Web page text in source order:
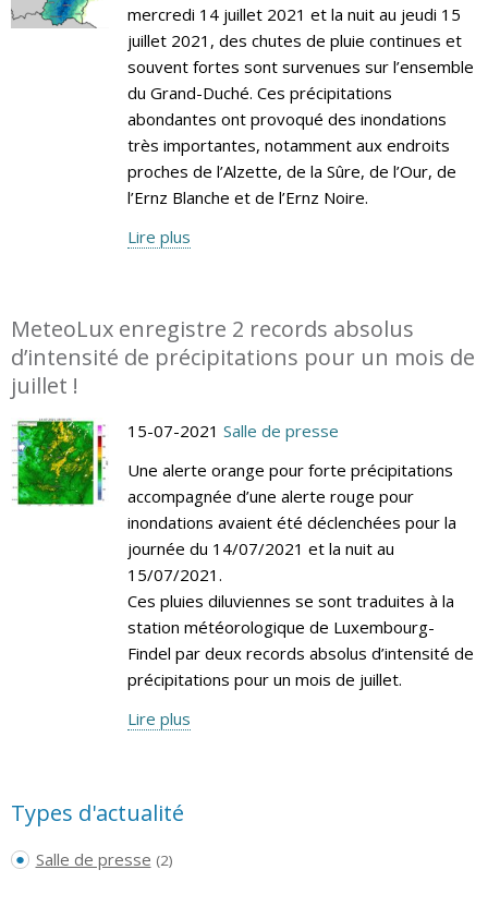
mercredi 14 juillet 2021 et la nuit au jeudi 15
juillet 2021, des chutes de pluie continues et
souvent fortes sont survenues sur l’ensemble
du Grand-Duché. Ces précipitations
abondantes ont provoqué des inondations
très importantes, notamment aux endroits
proches de l’Alzette, de la Sûre, de l’Our, de
l’Ernz Blanche et de l’Ernz Noire.
Lire plus
MeteoLux enregistre 2 records absolus
d’intensité de précipitations pour un mois de
juillet !
15-07-2021 Salle de presse
Une alerte orange pour forte précipitations
accompagnée d’une alerte rouge pour
inondations avaient été déclenchées pour la
journée du 14/07/2021 et la nuit au
15/07/2021.
Ces pluies diluviennes se sont traduites à la
station météorologique de Luxembourg-
Findel par deux records absolus d’intensité de
précipitations pour un mois de juillet.
Lire plus
Types d'actualité
Salle de presse (2)